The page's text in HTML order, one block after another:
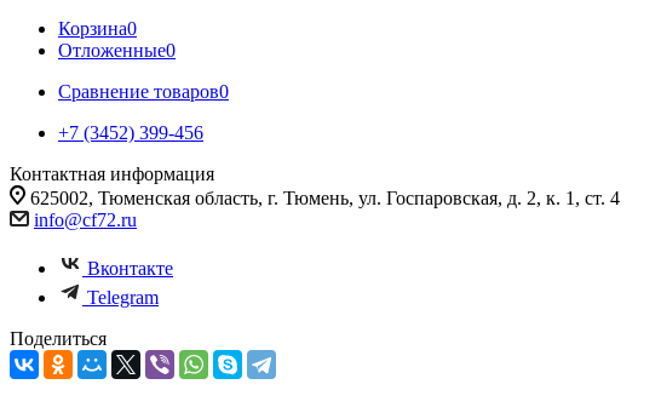
Корзина0
Отложенные0
Сравнение товаров0
+7 (3452) 399-456
Контактная информация
625002, Тюменская область, г. Тюмень, ул. Госпаровская, д. 2, к. 1, ст. 4
info@cf72.ru
Вконтакте
Telegram
Поделиться